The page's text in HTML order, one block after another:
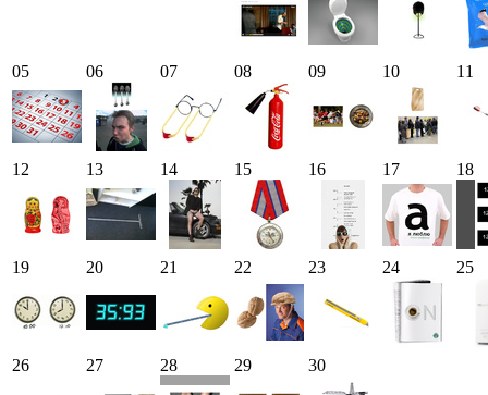
05 06 07 08 09 10 11
12 13 14 15 16 17 18
19 20 21 22 23 24 25
26 27 28 29 30